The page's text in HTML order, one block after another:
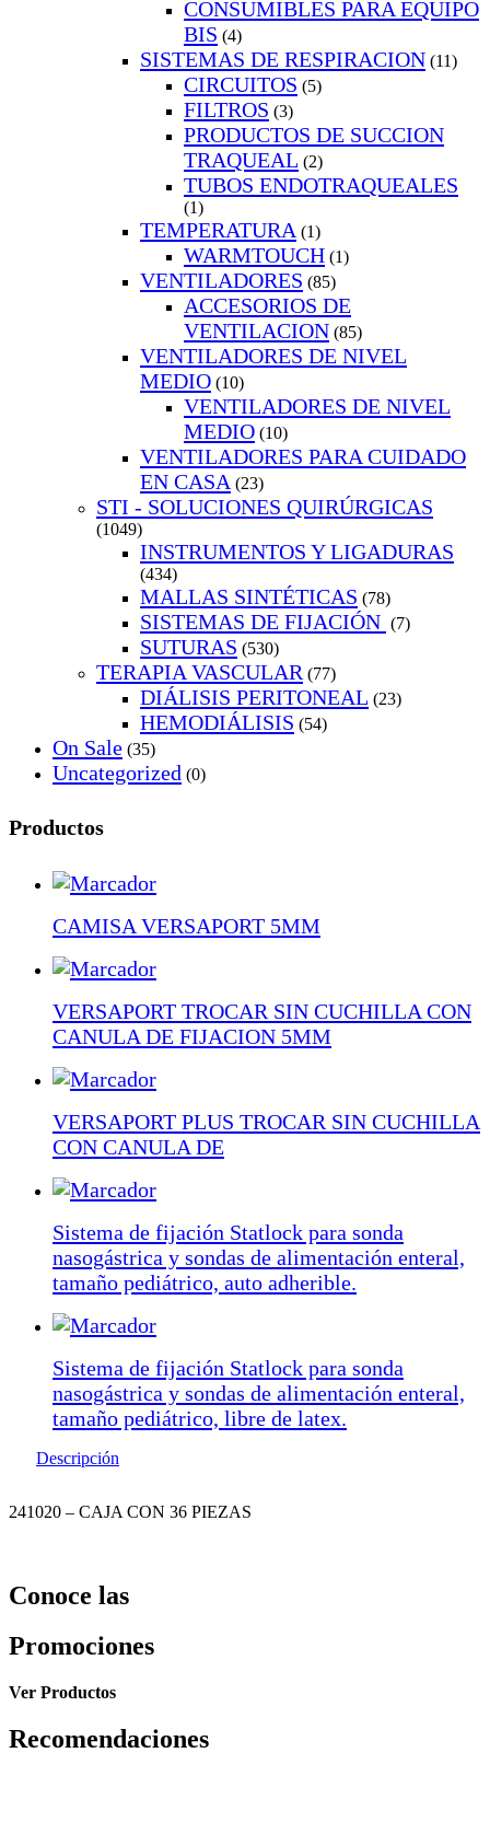
CONSUMIBLES PARA EQUIPO
BIS (4)
SISTEMAS DE RESPIRACION (11)
CIRCUITOS (5)
FILTROS (3)
PRODUCTOS DE SUCCION
TRAQUEAL (2)
TUBOS ENDOTRAQUEALES
(1)
TEMPERATURA (1)
WARMTOUCH (1)
VENTILADORES (85)
ACCESORIOS DE
VENTILACION (85)
VENTILADORES DE NIVEL
MEDIO (10)
VENTILADORES DE NIVEL
MEDIO (10)
VENTILADORES PARA CUIDADO
EN CASA (23)
STI - SOLUCIONES QUIRÚRGICAS
(1049)
INSTRUMENTOS Y LIGADURAS
(434)
MALLAS SINTÉTICAS (78)
SISTEMAS DE FIJACIÓN (7)
SUTURAS (530)
TERAPIA VASCULAR (77)
DIÁLISIS PERITONEAL (23)
HEMODIÁLISIS (54)
On Sale (35)
Uncategorized (0)
Productos
CAMISA VERSAPORT 5MM
VERSAPORT TROCAR SIN CUCHILLA CON
CANULA DE FIJACION 5MM
VERSAPORT PLUS TROCAR SIN CUCHILLA
CON CANULA DE
Sistema de fijación Statlock para sonda
nasogástrica y sondas de alimentación enteral,
tamaño pediátrico, auto adherible.
Sistema de fijación Statlock para sonda
nasogástrica y sondas de alimentación enteral,
tamaño pediátrico, libre de latex.
Descripción
241020 – CAJA CON 36 PIEZAS
Conoce las
Promociones
Ver Productos
Recomendaciones